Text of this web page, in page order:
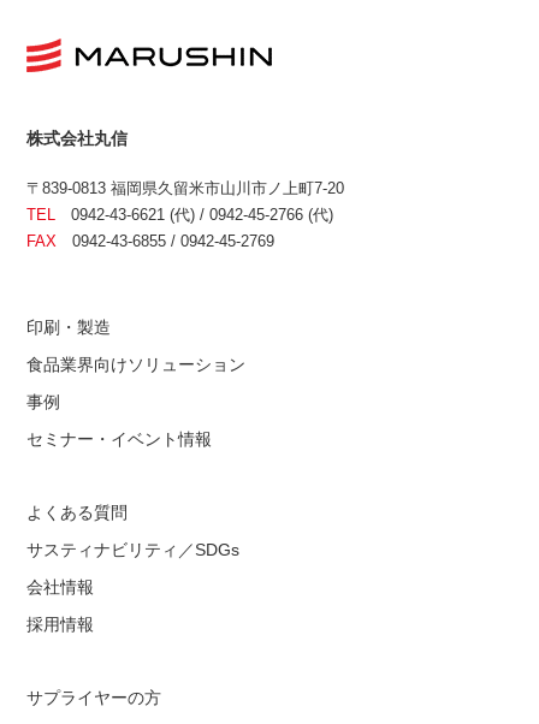
株式会社丸信
〒839-0813 福岡県久留米市山川市ノ上町7-20
TEL 0942-43-6621 (代) / 0942-45-2766 (代)
FAX 0942-43-6855 / 0942-45-2769
印刷・製造
食品業界向けソリューション
事例
セミナー・イベント情報
よくある質問
サスティナビリティ／SDGs
会社情報
採用情報
サプライヤーの方